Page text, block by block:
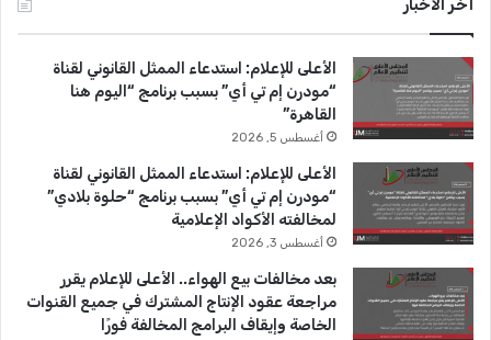
و
ك
T
u
b
e
ق
ا
م
أخر الأخبار
الأعلى للإعلام: استدعاء الممثل القانوني لقناة
“مودرن إم تي أي” بسبب برنامج “اليوم هنا
القاهرة”
أغسطس 5, 2026
الأعلى للإعلام: استدعاء الممثل القانوني لقناة
“مودرن إم تي أي” بسبب برنامج “حلوة بلادي”
لمخالفته الأكواد الإعلامية
أغسطس 3, 2026
بعد مخالفات بيع الهواء.. الأعلى للإعلام يقرر
مراجعة عقود الإنتاج المشترك في جميع القنوات
الخاصة وإيقاف البرامج المخالفة فورًا